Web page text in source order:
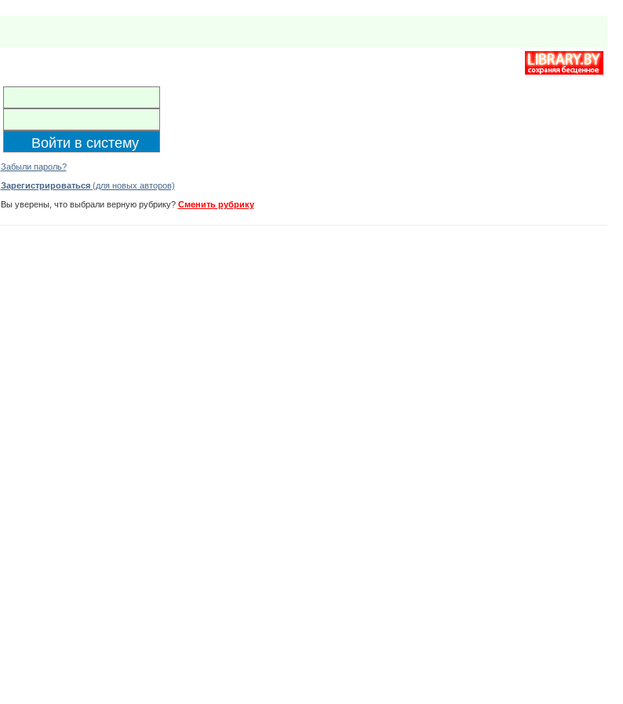
Забыли пароль?
Зарегистрироваться(для новых авторов)
Вы уверены, что выбрали верную рубрику? Сменить рубрику